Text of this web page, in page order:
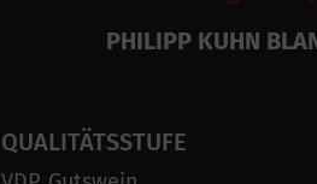
PHILIPP KUHN
QUALITÄTSSTUFE